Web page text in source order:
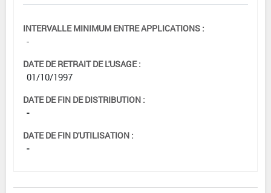
INTERVALLE MINIMUM ENTRE APPLICATIONS :
-
DATE DE RETRAIT DE L'USAGE :
01/10/1997
DATE DE FIN DE DISTRIBUTION :
-
DATE DE FIN D'UTILISATION :
-